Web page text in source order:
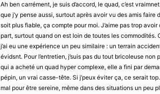
Ah ben carrément, je suis d’accord, le quad, c’est
que j’y pense aussi, surtout après avoir vu des amis
soit plus fiable, ça compte pour moi. J’aime pas trop
part, surtout quand on est loin de toutes les
j’ai eu une expérience un peu similaire : un terrain
évidsnt. Pour l’entretien, j’suis pas du tout bricoleuse
qui a acheté un quad hyper complexe, elle a fini par
pépin, un vrai casse-tête. Si j’peux éviter ça, ce serait
mal pour être sereine, même dans des situations un peu